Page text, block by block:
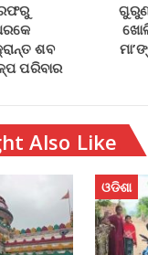
ଶବ
ପରିବାର
Also Like
ଓଡିଶା